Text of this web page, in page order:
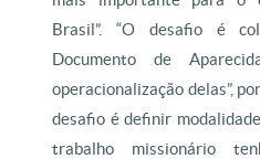
Brasil”. “O desafio é
Documento de
operacionalização delas”,
desafio é definir
trabalho missionário